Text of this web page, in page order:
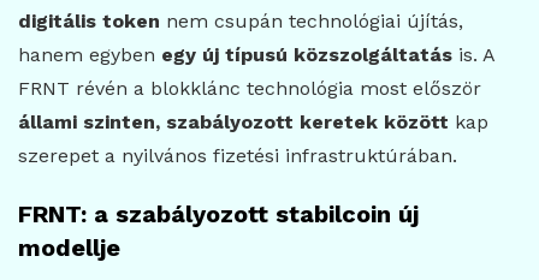
digitális token nem csupán technológiai újítás,
hanem egyben egy új típusú közszolgáltatás is. A
FRNT révén a blokklánc technológia most először
állami szinten, szabályozott keretek között kap
szerepet a nyilvános fizetési infrastruktúrában.
FRNT: a szabályozott stabilcoin új
modellje